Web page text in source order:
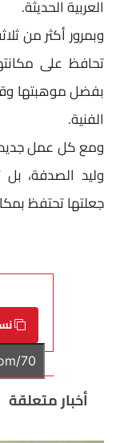
العربية الحديثة.
وبمرور أكثر من
تحافظ على
بفضل موهبتها
الفنية.
ومع كل عمل
وليد الصدفة، بل
جعلتها تحتفظ
نسخ الرابط المقال
أخبار متعلقة